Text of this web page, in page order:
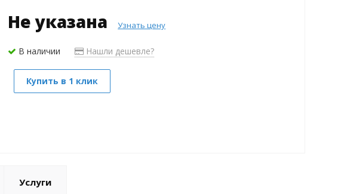
Не указана Узнать цену
В наличии Нашли дешевле?
Купить в 1 клик
Услуги